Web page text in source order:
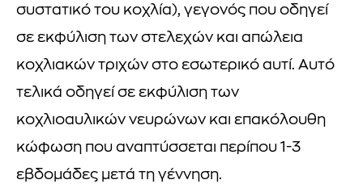
συστατικό του κοχλία), γεγονός που οδηγεί
σε εκφύλιση των στελεχών και απώλεια
κοχλιακών τριχών στο εσωτερικό αυτί. Αυτό
τελικά οδηγεί σε εκφύλιση των
κοχλιοαυλικών νευρώνων και επακόλουθη
κώφωση που αναπτύσσεται περίπου 1-3
εβδομάδες μετά τη γέννηση.